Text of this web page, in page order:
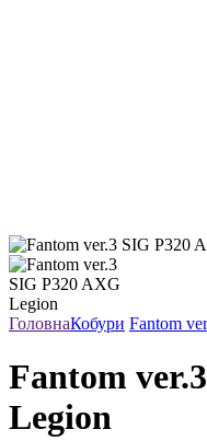
ГоловнаКобури Fantom
Fantom
Legion